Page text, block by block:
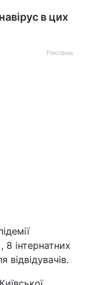
в цих
Реклама
8 інтернатних
відвідувачів.